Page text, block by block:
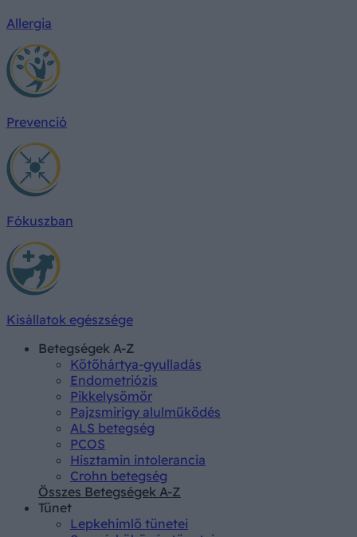
Allergia
Prevenció
Fókuszban
Kisállatok egészsége
Betegségek A-Z
Kötőhártya-gyulladás
Endometriózis
Pikkelysömör
Pajzsmirigy alulműködés
ALS betegség
PCOS
Hisztamin intolerancia
Crohn betegség
Összes Betegségek A-Z
Tünet
Lepkehimlő tünetei